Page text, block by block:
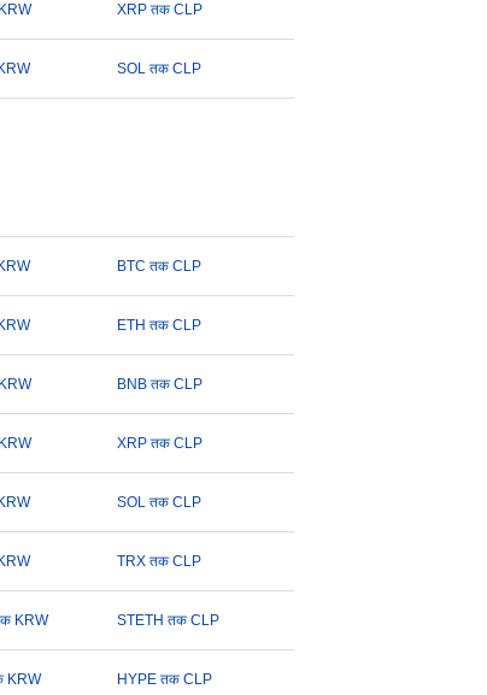
XRP तक CLP
SOL तक CLP
BTC तक CLP
ETH तक CLP
BNB तक CLP
XRP तक CLP
SOL तक CLP
TRX तक CLP
KRW STETH तक CLP
KRW HYPE तक CLP